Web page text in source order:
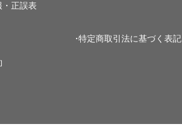
正誤表
特定商取引法に基づく表記